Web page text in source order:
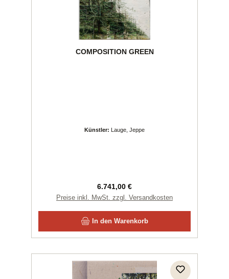
COMPOSITION GREEN
Künstler: Lauge, Jeppe
Regulärer Preis:
6.741,00 €
Preise inkl. MwSt. zzgl. Versandkosten
In den Warenkorb